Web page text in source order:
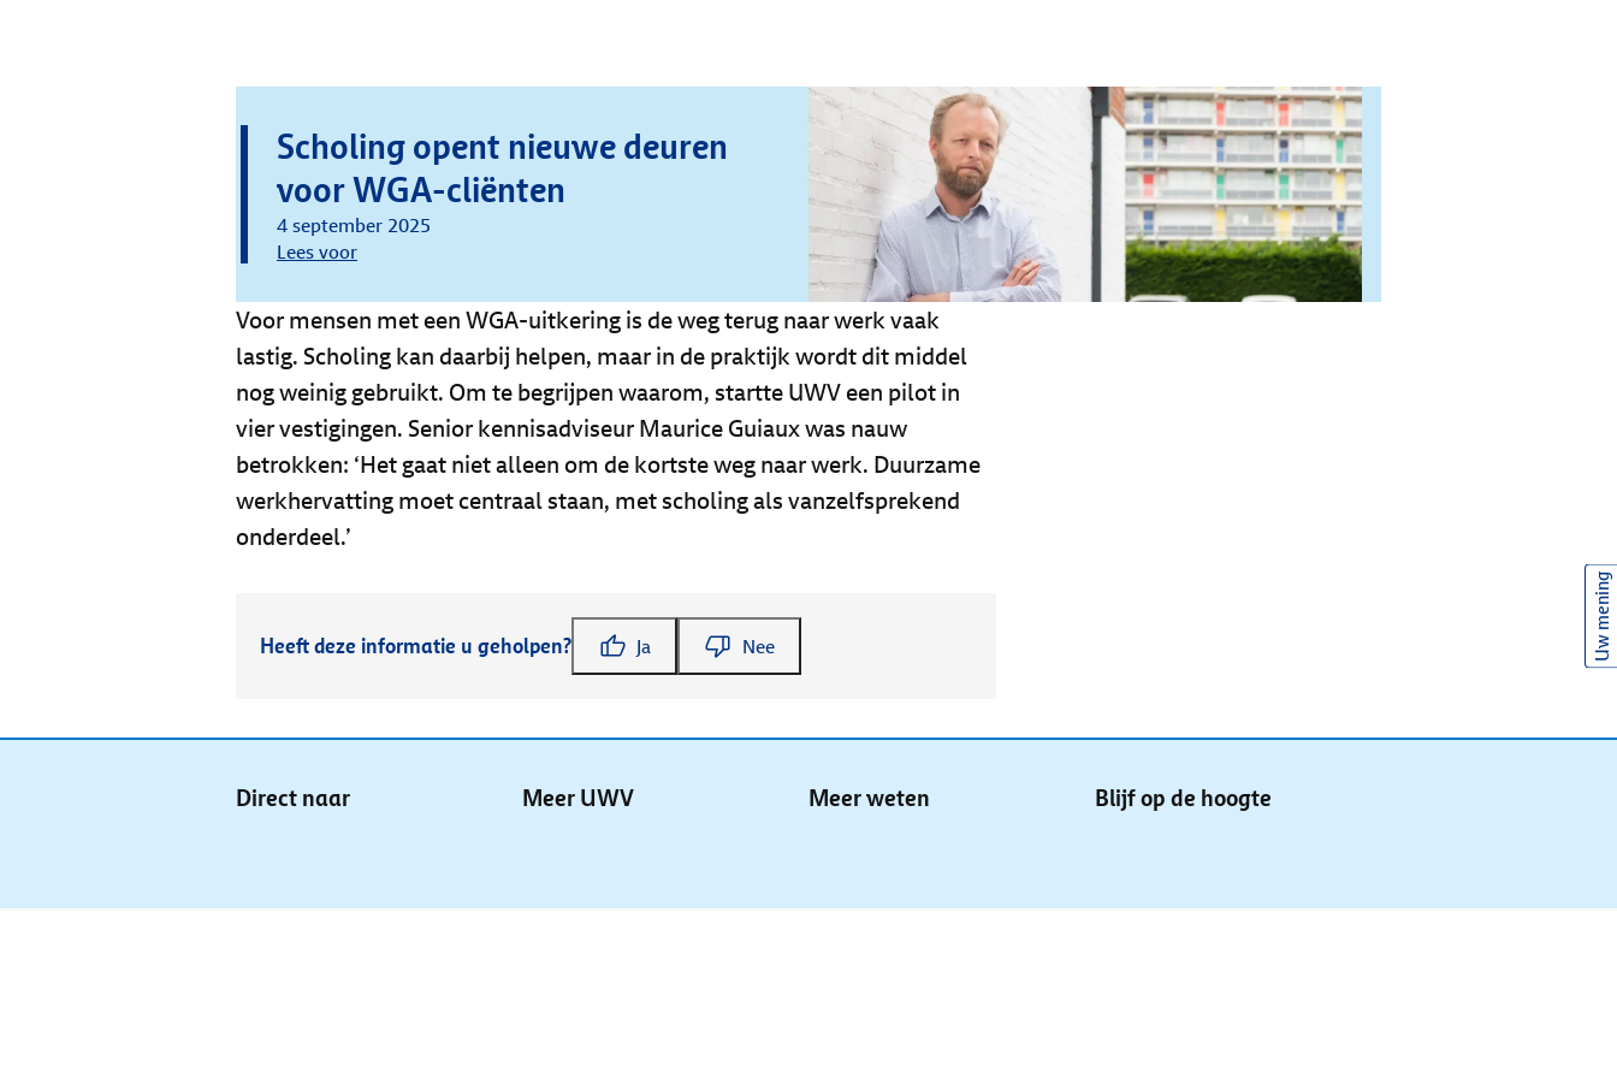
Scholing opent nieuwe deuren
voor WGA-cliënten
4 september 2025
Lees voor
Voor mensen met een WGA-uitkering is de weg terug naar werk vaak
lastig. Scholing kan daarbij helpen, maar in de praktijk wordt dit middel
nog weinig gebruikt. Om te begrijpen waarom, startte UWV een pilot in
vier vestigingen. Senior kennisadviseur Maurice Guiaux was nauw
betrokken: ‘Het gaat niet alleen om de kortste weg naar werk. Duurzame
werkhervatting moet centraal staan, met scholing als vanzelfsprekend
onderdeel.’
Heeft deze informatie u geholpen? Ja Nee
Direct naar Meer UWV Meer weten Blijf op de hoogte
Uw mening